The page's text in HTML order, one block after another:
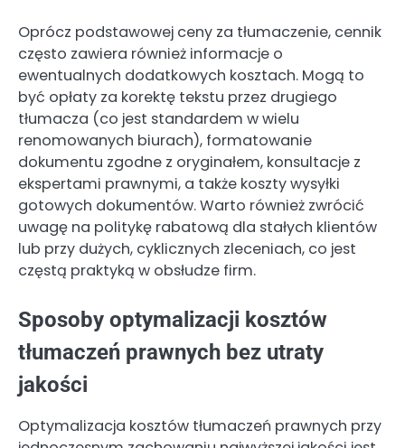
Oprócz podstawowej ceny za tłumaczenie, cennik
często zawiera również informacje o
ewentualnych dodatkowych kosztach. Mogą to
być opłaty za korektę tekstu przez drugiego
tłumacza (co jest standardem w wielu
renomowanych biurach), formatowanie
dokumentu zgodne z oryginałem, konsultacje z
ekspertami prawnymi, a także koszty wysyłki
gotowych dokumentów. Warto również zwrócić
uwagę na politykę rabatową dla stałych klientów
lub przy dużych, cyklicznych zleceniach, co jest
częstą praktyką w obsłudze firm.
Sposoby optymalizacji kosztów
tłumaczeń prawnych bez utraty
jakości
Optymalizacja kosztów tłumaczeń prawnych przy